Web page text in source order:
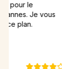
vous